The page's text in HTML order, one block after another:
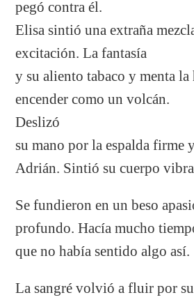
pegó contra él.
Elisa sintió una extraña
excitación. La fantasía
y su aliento tabaco y menta la
encender como un volcán.
Deslizó
su mano por la espalda firme
Adrián. Sintió su cuerpo
Se fundieron en un beso
profundo. Hacía mucho
que no había sentido algo así.
La sangré volvió a fluir por